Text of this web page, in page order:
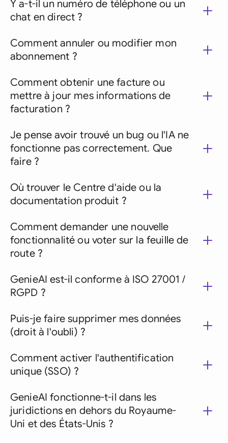
Y a-t-il un numéro de téléphone ou un
chat en direct ?
Comment annuler ou modifier mon
abonnement ?
Comment obtenir une facture ou
mettre à jour mes informations de
facturation ?
Je pense avoir trouvé un bug ou l'IA ne
fonctionne pas correctement. Que
faire ?
Où trouver le Centre d'aide ou la
documentation produit ?
Comment demander une nouvelle
fonctionnalité ou voter sur la feuille de
route ?
GenieAI est-il conforme à ISO 27001 /
RGPD ?
Puis-je faire supprimer mes données
(droit à l'oubli) ?
Comment activer l'authentification
unique (SSO) ?
GenieAI fonctionne-t-il dans les
juridictions en dehors du Royaume-
Uni et des États-Unis ?